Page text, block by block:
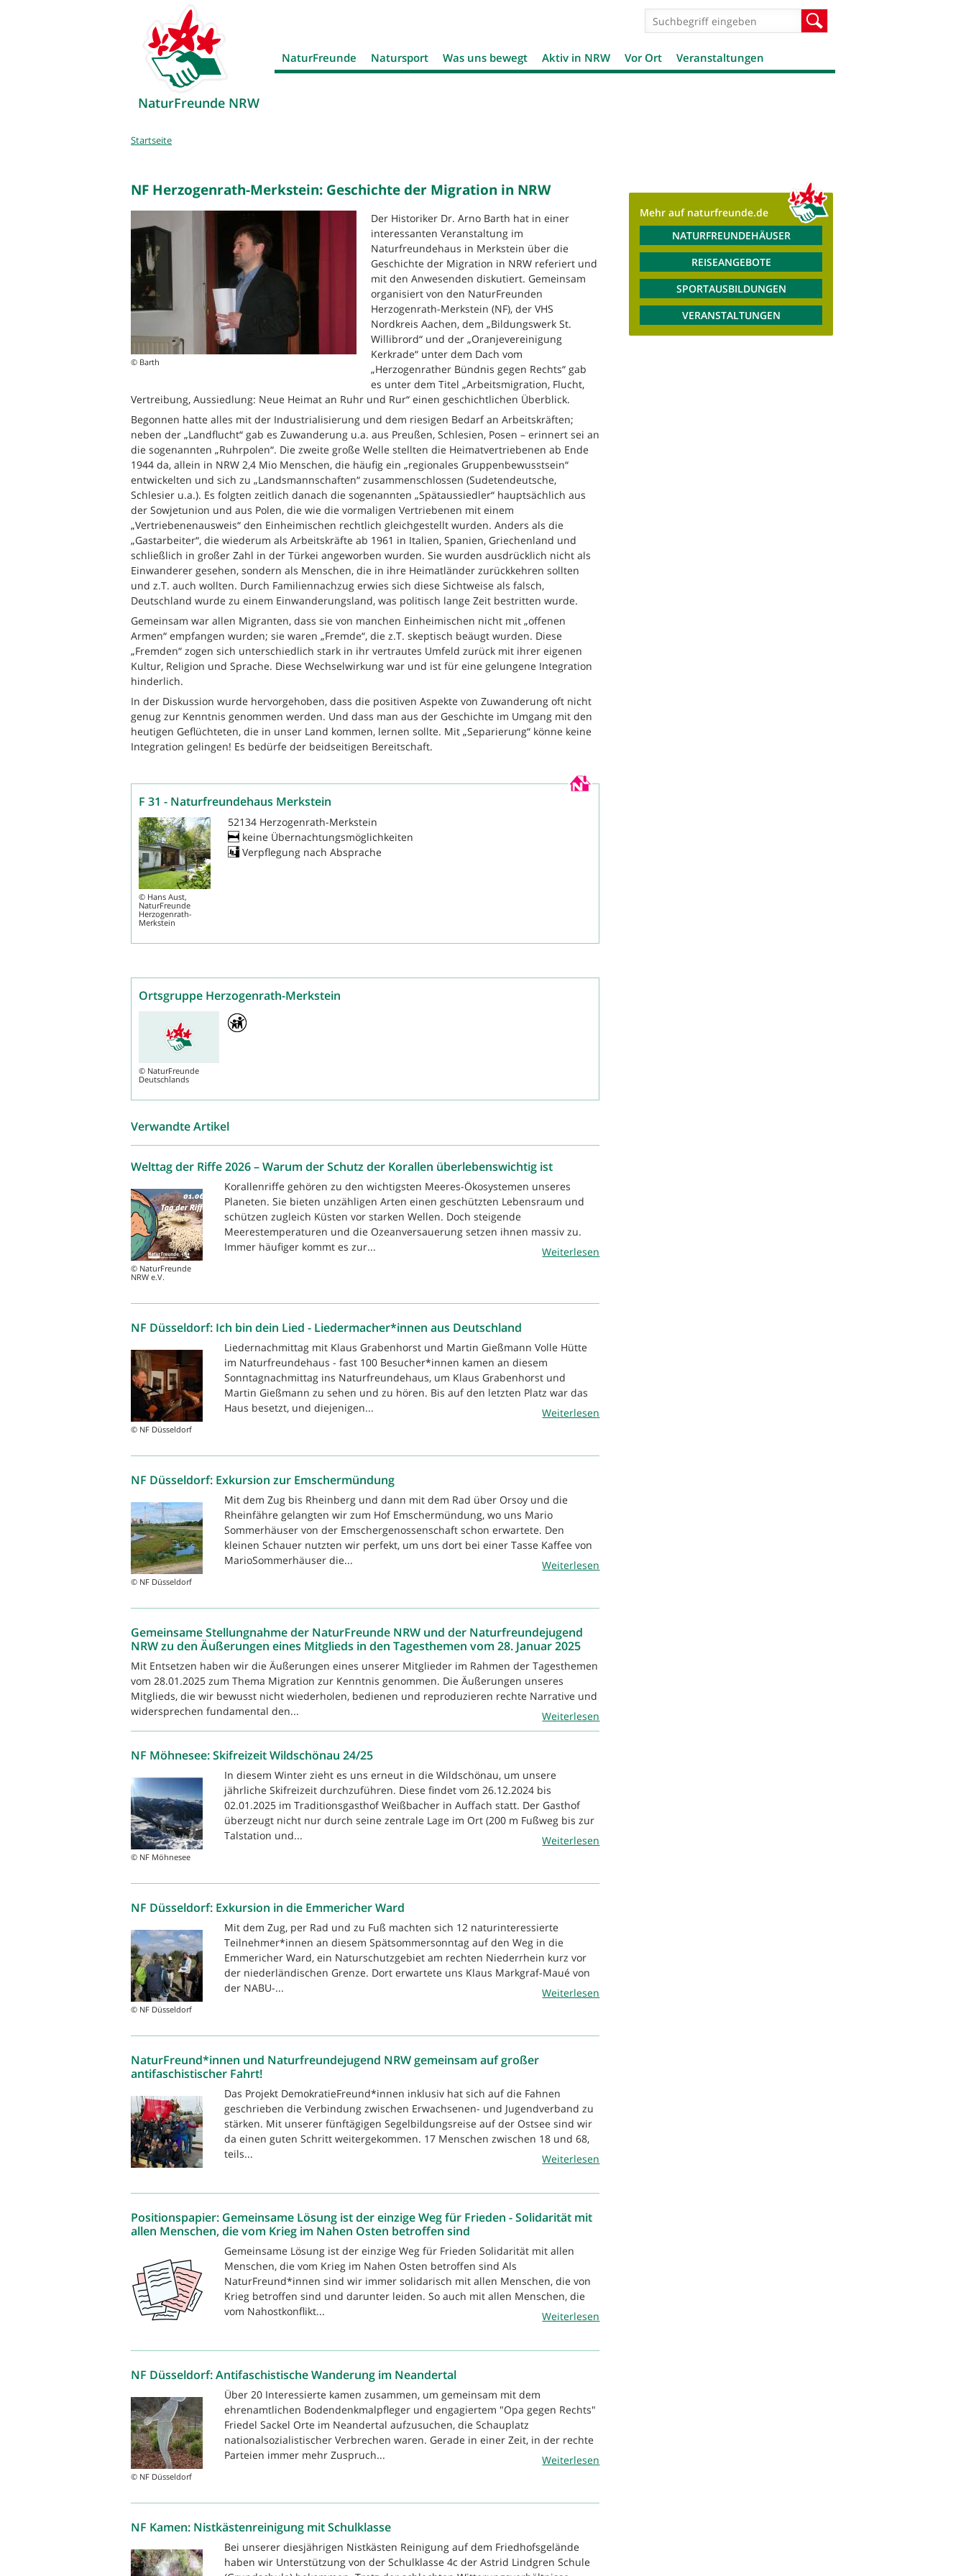
NaturFreunde NRW
Suchformular
NaturFreunde Natursport Was uns bewegt Aktiv in NRW Vor Ort Veranstaltungen
Sie
Startseite
NF Herzogenrath-Merkstein: Geschichte der Migration in NRW
© Barth
Der Historiker Dr. Arno Barth hat in einer
interessanten Veranstaltung im
Naturfreundehaus in Merkstein über die
Geschichte der Migration in NRW referiert und
mit den Anwesenden diskutiert. Gemeinsam
organisiert von den NaturFreunden
Herzogenrath-Merkstein (NF), der VHS
Nordkreis Aachen, dem „Bildungswerk St.
Willibrord“ und der „Oranjevereinigung
Kerkrade“ unter dem Dach vom
„Herzogenrather Bündnis gegen Rechts“ gab
es unter dem Titel „Arbeitsmigration, Flucht,
Vertreibung, Aussiedlung: Neue Heimat an Ruhr und Rur“ einen geschichtlichen Überblick.
Begonnen hatte alles mit der Industrialisierung und dem riesigen Bedarf an Arbeitskräften;
neben der „Landflucht“ gab es Zuwanderung u.a. aus Preußen, Schlesien, Posen – erinnert sei an
die sogenannten „Ruhrpolen“. Die zweite große Welle stellten die Heimatvertriebenen ab Ende
1944 da, allein in NRW 2,4 Mio Menschen, die häufig ein „regionales Gruppenbewusstsein“
entwickelten und sich zu „Landsmannschaften“ zusammenschlossen (Sudetendeutsche,
Schlesier u.a.). Es folgten zeitlich danach die sogenannten „Spätaussiedler“ hauptsächlich aus
der Sowjetunion und aus Polen, die wie die vormaligen Vertriebenen mit einem
„Vertriebenenausweis“ den Einheimischen rechtlich gleichgestellt wurden. Anders als die
„Gastarbeiter“, die wiederum als Arbeitskräfte ab 1961 in Italien, Spanien, Griechenland und
schließlich in großer Zahl in der Türkei angeworben wurden. Sie wurden ausdrücklich nicht als
Einwanderer gesehen, sondern als Menschen, die in ihre Heimatländer zurückkehren sollten
und z.T. auch wollten. Durch Familiennachzug erwies sich diese Sichtweise als falsch,
Deutschland wurde zu einem Einwanderungsland, was politisch lange Zeit bestritten wurde.
Gemeinsam war allen Migranten, dass sie von manchen Einheimischen nicht mit „offenen
Armen“ empfangen wurden; sie waren „Fremde“, die z.T. skeptisch beäugt wurden. Diese
„Fremden“ zogen sich unterschiedlich stark in ihr vertrautes Umfeld zurück mit ihrer eigenen
Kultur, Religion und Sprache. Diese Wechselwirkung war und ist für eine gelungene Integration
hinderlich.
In der Diskussion wurde hervorgehoben, dass die positiven Aspekte von Zuwanderung oft nicht
genug zur Kenntnis genommen werden. Und dass man aus der Geschichte im Umgang mit den
heutigen Geflüchteten, die in unser Land kommen, lernen sollte. Mit „Separierung“ könne keine
Integration gelingen! Es bedürfe der beidseitigen Bereitschaft.
F 31 - Naturfreundehaus Merkstein
© Hans Aust,
NaturFreunde
Herzogenrath-
Merkstein
52134 Herzogenrath-Merkstein
keine Übernachtungsmöglichkeiten
Verpflegung nach Absprache
Ortsgruppe Herzogenrath-Merkstein
© NaturFreunde
Deutschlands
Verwandte Artikel
Welttag der Riffe 2026 – Warum der Schutz der Korallen überlebenswichtig ist
© NaturFreunde
NRW e.V.
Korallenriffe gehören zu den wichtigsten Meeres-Ökosystemen unseres
Planeten. Sie bieten unzähligen Arten einen geschützten Lebensraum und
schützen zugleich Küsten vor starken Wellen. Doch steigende
Meerestemperaturen und die Ozeanversauerung setzen ihnen massiv zu.
Immer häufiger kommt es zur...
Weiterlesen
NF Düsseldorf: Ich bin dein Lied - Liedermacher*innen aus Deutschland
© NF Düsseldorf
Liedernachmittag mit Klaus Grabenhorst und Martin Gießmann Volle Hütte
im Naturfreundehaus - fast 100 Besucher*innen kamen an diesem
Sonntagnachmittag ins Naturfreundehaus, um Klaus Grabenhorst und
Martin Gießmann zu sehen und zu hören. Bis auf den letzten Platz war das
Haus besetzt, und diejenigen...
Weiterlesen
NF Düsseldorf: Exkursion zur Emschermündung
© NF Düsseldorf
Mit dem Zug bis Rheinberg und dann mit dem Rad über Orsoy und die
Rheinfähre gelangten wir zum Hof Emschermündung, wo uns Mario
Sommerhäuser von der Emschergenossenschaft schon erwartete. Den
kleinen Schauer nutzten wir perfekt, um uns dort bei einer Tasse Kaffee von
MarioSommerhäuser die...
Weiterlesen
Gemeinsame Stellungnahme der NaturFreunde NRW und der Naturfreundejugend
NRW zu den Äußerungen eines Mitglieds in den Tagesthemen vom 28. Januar 2025
Mit Entsetzen haben wir die Äußerungen eines unserer Mitglieder im Rahmen der Tagesthemen
vom 28.01.2025 zum Thema Migration zur Kenntnis genommen. Die Äußerungen unseres
Mitglieds, die wir bewusst nicht wiederholen, bedienen und reproduzieren rechte Narrative und
widersprechen fundamental den...
Weiterlesen
NF Möhnesee: Skifreizeit Wildschönau 24/25
© NF Möhnesee
In diesem Winter zieht es uns erneut in die Wildschönau, um unsere
jährliche Skifreizeit durchzuführen. Diese findet vom 26.12.2024 bis
02.01.2025 im Traditionsgasthof Weißbacher in Auffach statt. Der Gasthof
überzeugt nicht nur durch seine zentrale Lage im Ort (200 m Fußweg bis zur
Talstation und...
Weiterlesen
NF Düsseldorf: Exkursion in die Emmericher Ward
© NF Düsseldorf
Mit dem Zug, per Rad und zu Fuß machten sich 12 naturinteressierte
Teilnehmer*innen an diesem Spätsommersonntag auf den Weg in die
Emmericher Ward, ein Naturschutzgebiet am rechten Niederrhein kurz vor
der niederländischen Grenze. Dort erwartete uns Klaus Markgraf-Maué von
der NABU-...
Weiterlesen
NaturFreund*innen und Naturfreundejugend NRW gemeinsam auf großer
antifaschistischer Fahrt!
Das Projekt DemokratieFreund*innen inklusiv hat sich auf die Fahnen
geschrieben die Verbindung zwischen Erwachsenen- und Jugendverband zu
stärken. Mit unserer fünftägigen Segelbildungsreise auf der Ostsee sind wir
da einen guten Schritt weitergekommen. 17 Menschen zwischen 18 und 68,
teils...
Weiterlesen
Positionspapier: Gemeinsame Lösung ist der einzige Weg für Frieden - Solidarität mit
allen Menschen, die vom Krieg im Nahen Osten betroffen sind
Gemeinsame Lösung ist der einzige Weg für Frieden Solidarität mit allen
Menschen, die vom Krieg im Nahen Osten betroffen sind Als
NaturFreund*innen sind wir immer solidarisch mit allen Menschen, die von
Krieg betroffen sind und darunter leiden. So auch mit allen Menschen, die
vom Nahostkonflikt...
Weiterlesen
NF Düsseldorf: Antifaschistische Wanderung im Neandertal
© NF Düsseldorf
Über 20 Interessierte kamen zusammen, um gemeinsam mit dem
ehrenamtlichen Bodendenkmalpfleger und engagiertem "Opa gegen Rechts"
Friedel Sackel Orte im Neandertal aufzusuchen, die Schauplatz
nationalsozialistischer Verbrechen waren. Gerade in einer Zeit, in der rechte
Parteien immer mehr Zuspruch...
Weiterlesen
NF Kamen: Nistkästenreinigung mit Schulklasse
Bei unserer diesjährigen Nistkästen Reinigung auf dem Friedhofsgelände
haben wir Unterstützung von der Schulklasse 4c der Astrid Lindgren Schule
Mehr auf naturfreunde.de
NATURFREUNDEHÄUSER
REISEANGEBOTE
SPORTAUSBILDUNGEN
VERANSTALTUNGEN